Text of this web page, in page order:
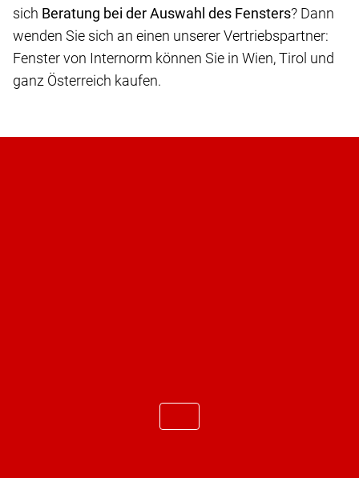
sich Beratung bei der Auswahl des Fensters? Dann
wenden Sie sich an einen unserer Vertriebspartner:
Fenster von Internorm können Sie in Wien, Tirol und
ganz Österreich kaufen.